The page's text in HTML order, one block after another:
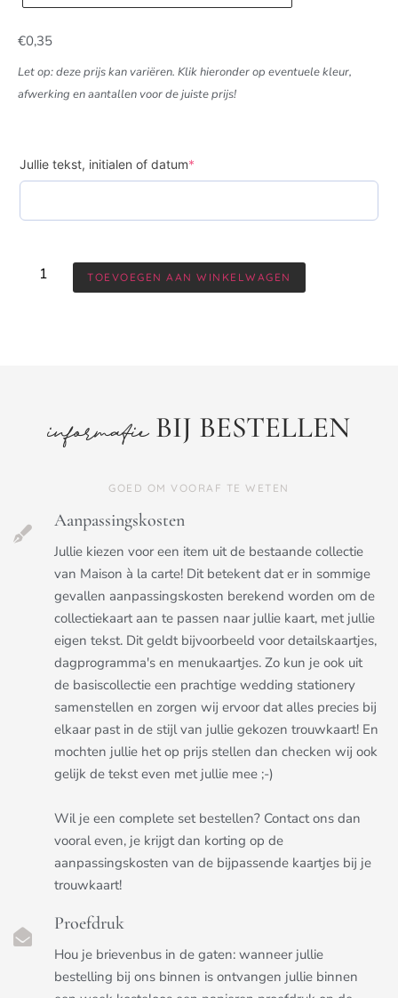
€0,35
Let op: deze prijs kan variëren. Klik hieronder op eventuele kleur,
afwerking en aantallen voor de juiste prijs!
Jullie tekst, initialen of datum*
TOEVOEGEN AAN WINKELWAGEN
informatieBIJ BESTELLEN
GOED OM VOORAF TE WETEN
Aanpassingskosten
Jullie kiezen voor een item uit de bestaande collectie
van Maison à la carte! Dit betekent dat er in sommige
gevallen aanpassingskosten berekend worden om de
collectiekaart aan te passen naar jullie kaart, met jullie
eigen tekst. Dit geldt bijvoorbeeld voor detailskaartjes,
dagprogramma's en menukaartjes. Zo kun je ook uit
de basiscollectie een prachtige wedding stationery
samenstellen en zorgen wij ervoor dat alles precies bij
elkaar past in de stijl van jullie gekozen trouwkaart! En
mochten jullie het op prijs stellen dan checken wij ook
gelijk de tekst even met jullie mee ;-)
Wil je een complete set bestellen? Contact ons dan
vooral even, je krijgt dan korting op de
aanpassingskosten van de bijpassende kaartjes bij je
trouwkaart!
Proefdruk
Hou je brievenbus in de gaten: wanneer jullie
bestelling bij ons binnen is ontvangen jullie binnen